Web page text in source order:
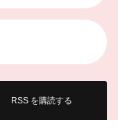
RSS を購読する